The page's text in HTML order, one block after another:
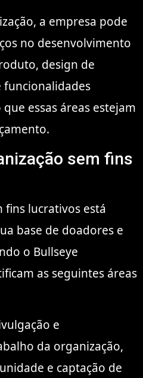
a empresa pode
no desenvolvimento
design de
funcionalidades
essas áreas estejam
sem fins
fins lucrativos está
base de doadores e
o Bullseye
as seguintes áreas
e
da organização,
e captação de